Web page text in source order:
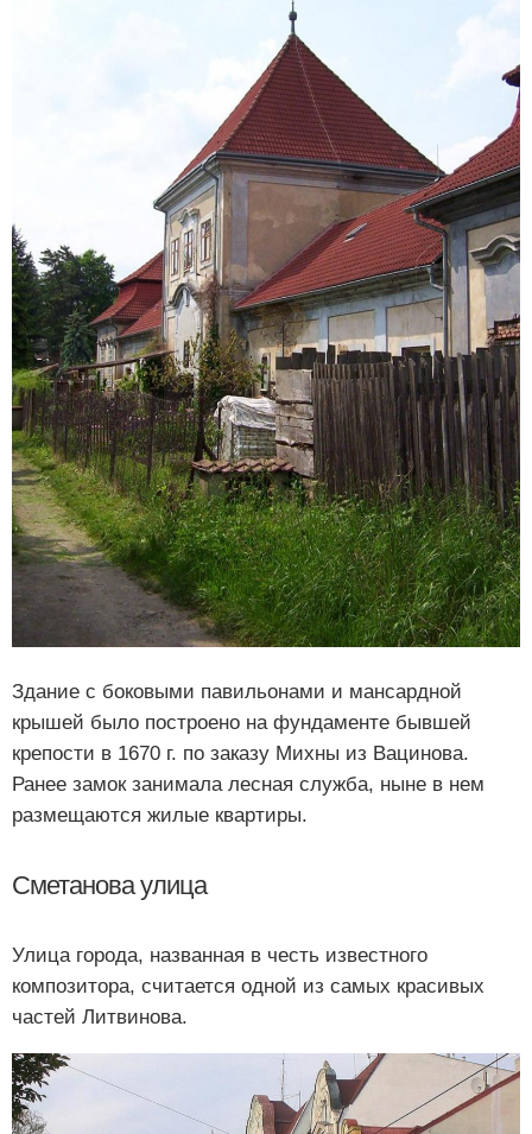
Здание с боковыми павильонами и мансардной
крышей было построено на фундаменте бывшей
крепости в 1670 г. по заказу Михны из Вацинова.
Ранее замок занимала лесная служба, ныне в нем
размещаются жилые квартиры.
Сметанова улица
Улица города, названная в честь известного
композитора, считается одной из самых красивых
частей Литвинова.